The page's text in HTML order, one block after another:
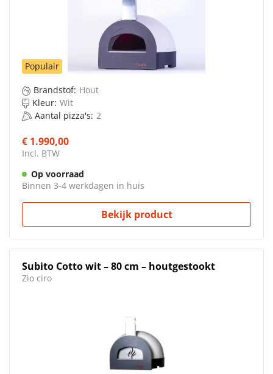
Populair
Brandstof: Hout
Kleur: Wit
Aantal pizza's: 2
€ 1.990,00
Incl. BTW
Op voorraad
Binnen 3-4 werkdagen in huis
Bekijk product
Subito Cotto wit – 80 cm – houtgestookt
Zio ciro